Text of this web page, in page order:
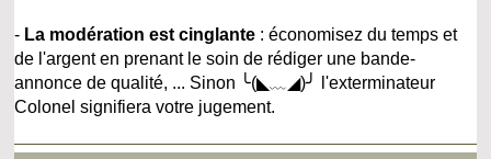
- La modération est cinglante : économisez du temps et
de l'argent en prenant le soin de rédiger une bande-
annonce de qualité, ... Sinon ╰(◣﹏◢)╯ l'exterminateur
Colonel signifiera votre jugement.